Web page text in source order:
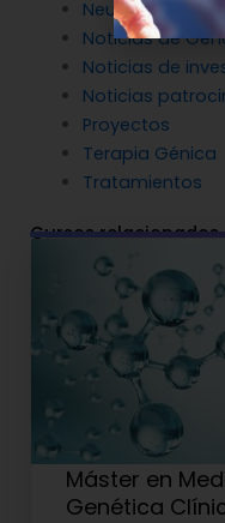
Neurociencia
Noticias de
Noticias de
Noticias
Proyectos
Terapia Génica
Tratamientos
Cursos relacionados
Máster en
Genética